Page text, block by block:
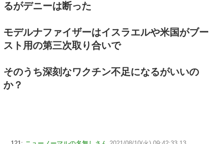
るがデニーは断った
モデルナファイザーはイスラエルや米国がブー
スト用の第三次取り合いで
そのうち深刻なワクチン不足になるがいいの
か？